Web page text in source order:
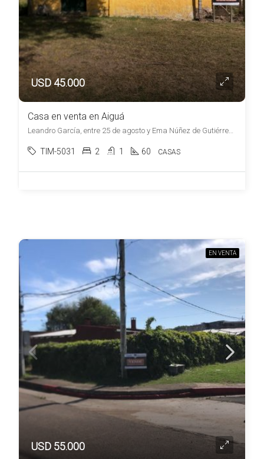
USD 45.000
Casa en venta en Aiguá
Leandro García, entre 25 de agosto y Ema Núñez de Gutiérrez, , Aiguá
TIM-5031 2 1 60 CASAS
EN VENTA
USD 55.000